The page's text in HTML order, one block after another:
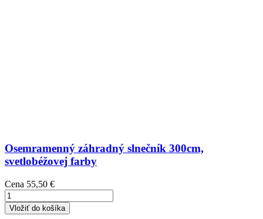
Osemramenný záhradný slnečník 300cm,
svetlobéžovej farby
Cena 55,50 €
Vložiť do košíka